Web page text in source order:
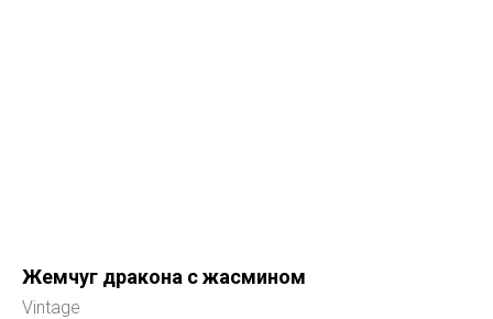
Жемчуг дракона с жасмином
Vintage